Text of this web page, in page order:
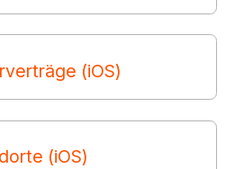
(iOS)
(iOS)